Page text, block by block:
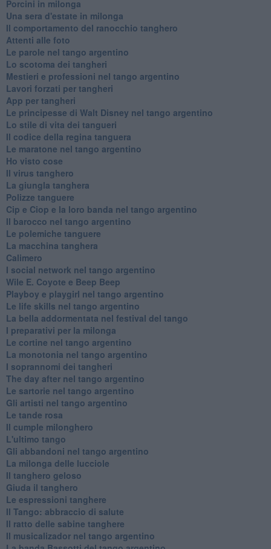
Porcini in milonga
Una sera d'estate in milonga
Il comportamento del ranocchio tanghero
Attenti alle foto
Le parole nel tango argentino
Lo scotoma dei tangheri
Mestieri e professioni nel tango argentino
Lavori forzati per tangheri
App per tangheri
Le principesse di Walt Disney nel tango argentino
Lo stile di vita dei tangueri
Il codice della regina tanguera
Le maratone nel tango argentino
Ho visto cose
Il virus tanghero
La giungla tanghera
Polizze tanguere
Cip e Ciop e la loro banda nel tango argentino
Il barocco nel tango argentino
Le polemiche tanguere
La macchina tanghera
Calimero
​I social network nel tango argentino
Wile E. Coyote e Beep Beep
Playboy e playgirl nel tango argentino
Le life skills nel tango argentino
La bella addormentata nel festival del tango
I preparativi per la milonga
Le cortine nel tango argentino
La monotonia nel tango argentino
I soprannomi dei tangheri
The day after nel tango argentino
Le sartorie nel tango argentino
Gli artisti nel tango argentino
Le tande rosa
Il cumple milonghero
L'ultimo tango
Gli abbandoni nel tango argentino
La milonga delle lucciole
Il tanghero geloso
Giuda il tanghero
Le espressioni tanghere
Il Tango: abbraccio di salute
Il ratto delle sabine tanghere
Il musicalizador nel tango argentino